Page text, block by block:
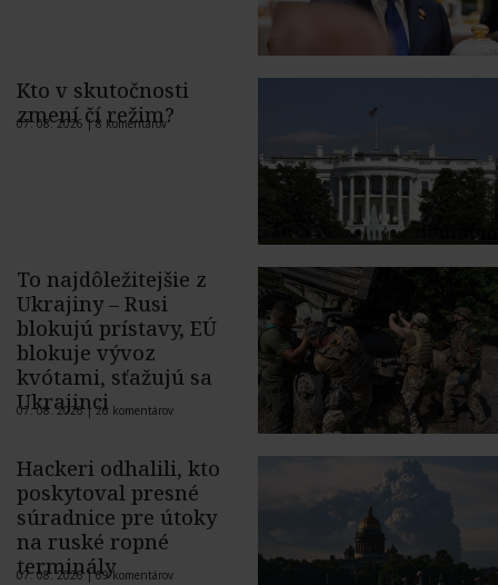
Kto v skutočnosti
zmení čí režim?
07. 08. 2026 |8 komentárov
To najdôležitejšie z
Ukrajiny – Rusi
blokujú prístavy, EÚ
blokuje vývoz
kvótami, sťažujú sa
Ukrajinci
07. 08. 2026 |26 komentárov
Hackeri odhalili, kto
poskytoval presné
súradnice pre útoky
na ruské ropné
terminály
07. 08. 2026 |69 komentárov